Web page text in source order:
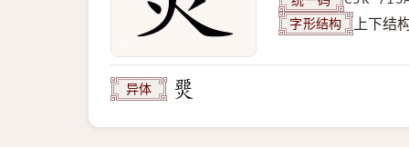
字形结构 上下结
异体